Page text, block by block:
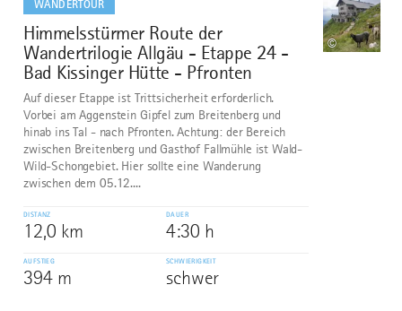
WANDERTOUR
8
Himmelsstürmer Route der
Wandertrilogie Allgäu - Etappe 24 -
Bad Kissinger Hütte - Pfronten
©
Auf dieser Etappe ist Trittsicherheit erforderlich.
Vorbei am Aggenstein Gipfel zum Breitenberg und
hinab ins Tal - nach Pfronten. Achtung: der Bereich
zwischen Breitenberg und Gasthof Fallmühle ist Wald-
Wild-Schongebiet. Hier sollte eine Wanderung
zwischen dem 05.12....
DISTANZ
12,0 km
DAUER
4:30 h
AUFSTIEG
394 m
SCHWIERIGKEIT
schwer